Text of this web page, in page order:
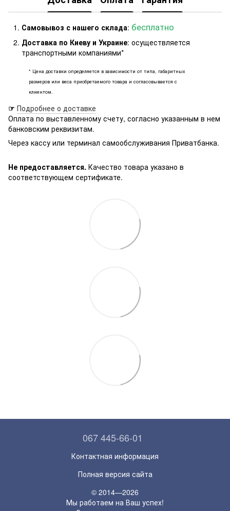
Самовывоз с нашего склада: бесплатно
Доставка по Киеву и Украине: осуществляется
транспортными компаниями*
* Цена доставки определяется в зависимости от типа, габаритных
размеров или веса приобретаемого товара и согласовывается с
клиентом.
☞ Подробнее о доставке
Оплата по выставленному счету, согласно указанным в нем
банковским реквизитам.
Через кассу или терминал самообслуживания Приватбанка.
Не предоставляется. Качество товара указано в
соответствующем сертификате.
067 445-66-01
Контактная информация
Полная версия сайта
© 2014—2026
Мы работаем на Ваш успех!